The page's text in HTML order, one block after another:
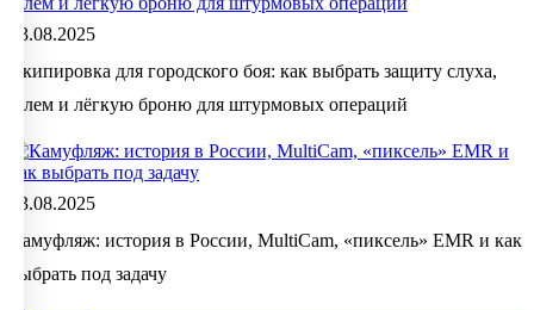
13.08.2025
Экипировка для городского боя: как выбрать защиту слуха,
шлем и лёгкую броню для штурмовых операций
13.08.2025
Камуфляж: история в России, MultiCam, «пиксель» EMR и как
выбрать под задачу